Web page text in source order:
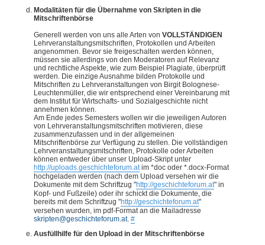
Modalitäten für die Übernahme von Skripten in die
Mitschriftenbörse
Generell werden von uns alle Arten vonVOLLSTÄNDIGEN
Lehrveranstaltungsmitschriften, Protokollen und Arbeiten
angenommen. Bevor sie freigeschalten werden können,
müssen sie allerdings von den Moderatoren auf Relevanz
und rechtliche Aspekte, wie zum Beispiel Plagiate, überprüft
werden. Die einzige Ausnahme bilden Protokolle und
Mitschriften zu Lehrveranstaltungen von Birgit Bolognese-
Leuchtenmüller, die wir entsprechend einer Vereinbarung mit
dem Institut für Wirtschafts- und Sozialgeschichte nicht
annehmen können.
Am Ende jedes Semesters wollen wir die jeweiligen Autoren
von Lehrveranstaltungsmitschriften motivieren, diese
zusammenzufassen und in der allgemeinen
Mitschriftenbörse zur Verfügung zu stellen. Die vollständigen
Lehrveranstaltungsmitschriften, Protokolle oder Arbeiten
können entweder über unser Upload-Skript unter
http://uploads.geschichteforum.at im *doc oder *.docx-Format
hochgeladen werden (nach dem Upload versehen wir die
Dokumente mit dem Schriftzug "http://geschichteforum.at" in
Kopf- und Fußzeile) oder ihr schickt die Dokumente, die
bereits mit dem Schriftzug "http://geschichteforum.at"
versehen wurden, im pdf-Format an die Mailadresse
skripten@geschichteforum.at.#
Ausfüllhilfe für den Upload in der Mitschriftenbörse